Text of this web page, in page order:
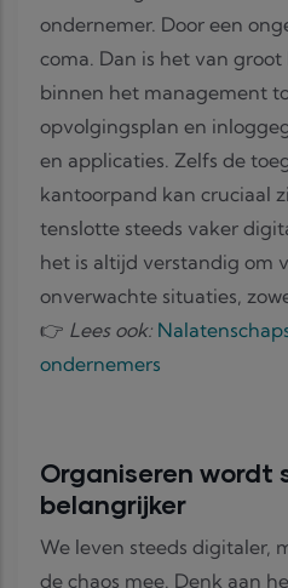
ondernemer. Door een
coma. Dan is het van
binnen het management
opvolgingsplan en
en applicaties. Zelfs de
kantoorpand kan cruciaal
tenslotte steeds vaker
het is altijd verstandig om
onverwachte situaties,
👉 Lees ook:
ondernemers
Organiseren wordt
belangrijker
We leven steeds digitaler,
de chaos mee. Denk aan